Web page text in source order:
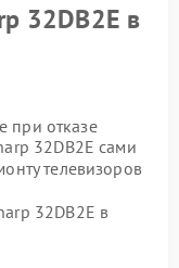
32DB2E в
при отказе
32DB2E сами
телевизоров
32DB2E в